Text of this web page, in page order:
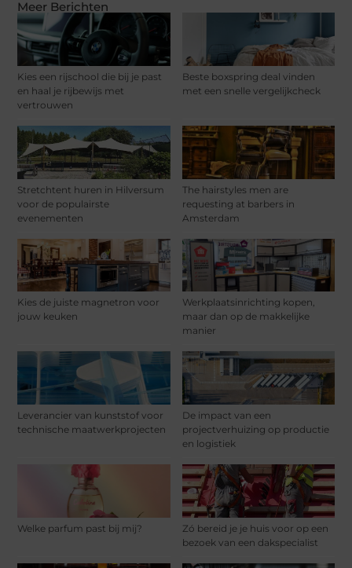
Meer Berichten
Kies een rijschool die bij je past
en haal je rijbewijs met
vertrouwen
Beste boxspring deal vinden
met een snelle vergelijkcheck
Stretchtent huren in Hilversum
voor de populairste
evenementen
The hairstyles men are
requesting at barbers in
Amsterdam
Kies de juiste magnetron voor
jouw keuken
Werkplaatsinrichting kopen,
maar dan op de makkelijke
manier
Leverancier van kunststof voor
technische maatwerkprojecten
De impact van een
projectverhuizing op productie
en logistiek
Welke parfum past bij mij?
Zó bereid je je huis voor op een
bezoek van een dakspecialist